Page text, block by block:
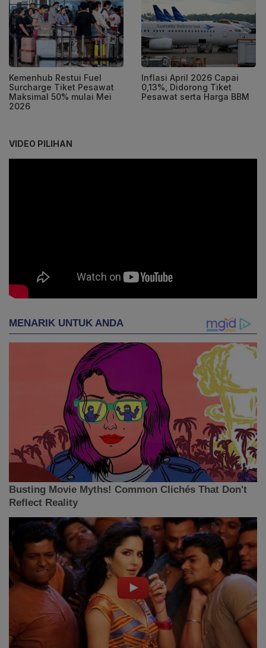
Kemenhub Restui Fuel
Surcharge Tiket Pesawat
Maksimal 50% mulai Mei
2026
Inflasi April 2026 Capai
0,13%, Didorong Tiket
Pesawat serta Harga BBM
VIDEO PILIHAN